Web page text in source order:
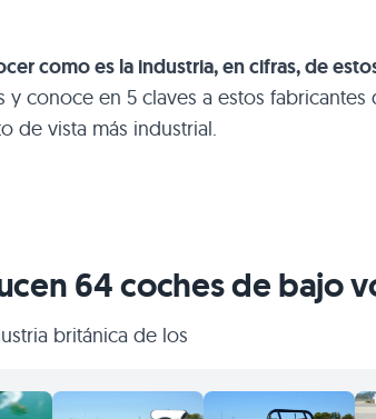
como es la industria, en cifras, de
y conoce en 5 claves a estos
de vista más industrial.
64 coches de bajo